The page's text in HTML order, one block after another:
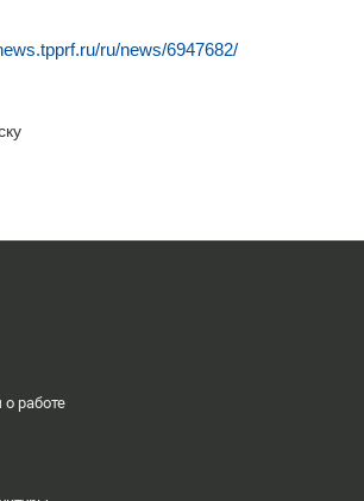
ru/news/6947682/
работе